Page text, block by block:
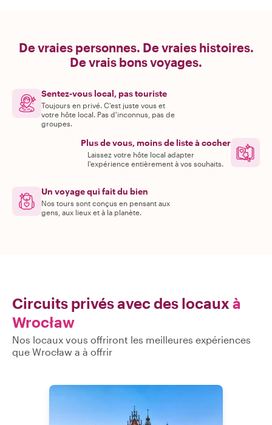
De vraies personnes. De vraies histoires.
De vrais bons voyages.
Sentez-vous local, pas touriste
Toujours en privé. C'est juste vous et
votre hôte local. Pas d'inconnus, pas de
groupes.
Plus de vous, moins de liste à cocher
Laissez votre hôte local adapter
l'expérience entièrement à vos souhaits.
Un voyage qui fait du bien
Nos tours sont conçus en pensant aux
gens, aux lieux et à la planète.
Circuits privés avec des locaux à
Wrocław
Nos locaux vous offriront les meilleures expériences
que Wrocław a à offrir